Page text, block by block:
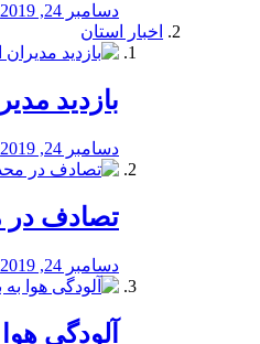
دسامبر 24, 2019
اخبار استان
بازدید
دسامبر 24, 2019
تصادف در
دسامبر 24, 2019
آلودگی